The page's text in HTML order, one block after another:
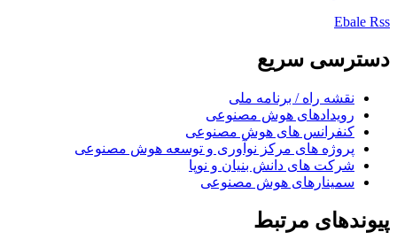
Ebale Rss
دسترسی سریع
نقشه راه / برنامه ملی
رویدادهای هوش مصنوعی
کنفرانس های هوش مصنوعی
پروژه های مرکز نوآوری و توسعه هوش مصنوعی
شرکت های دانش بنیان و نوپا
سمینارهای هوش مصنوعی
پیوندهای مرتبط